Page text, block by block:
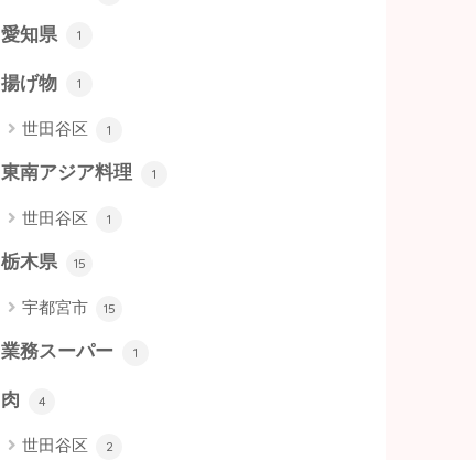
愛知県 1
揚げ物 1
世田谷区 1
東南アジア料理 1
世田谷区 1
栃木県 15
宇都宮市 15
業務スーパー 1
肉 4
世田谷区 2